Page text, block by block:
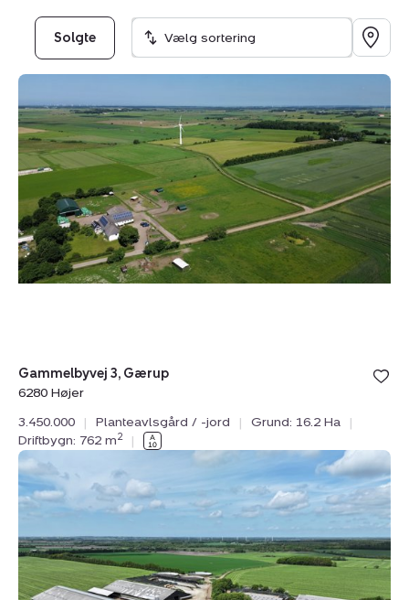
Solgte Vælg sortering
/
-
jord:
Gammelbyvej
3,
Gærup,
6280
Højer
Bolig er
under
Gammelbyvej 3, Gærup
6280 Højer
3.450.000
| Planteavlsgård / -jord | Grund: 16.2 Ha
|
Driftbygn: 762 m2 |
Kvægejendom:
Overbyvej
24,
6780
Skærbæk